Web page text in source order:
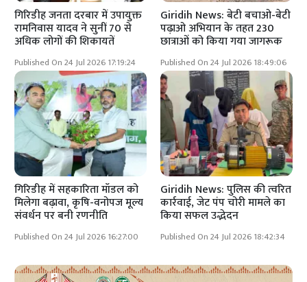
गिरिडीह जनता दरबार में उपायुक्त
रामनिवास यादव ने सुनीं 70 से
अधिक लोगों की शिकायतें
Published On 24 Jul 2026 17:19:24
Giridih News: बेटी बचाओ-बेटी
पढ़ाओ अभियान के तहत 230
छात्राओं को किया गया जागरूक
Published On 24 Jul 2026 18:49:06
गिरिडीह में सहकारिता मॉडल को
मिलेगा बढ़ावा, कृषि-वनोपज मूल्य
संवर्धन पर बनी रणनीति
Published On 24 Jul 2026 16:27:00
Giridih News: पुलिस की त्वरित
कार्रवाई, जेट पंप चोरी मामले का
किया सफल उद्भेदन
Published On 24 Jul 2026 18:42:34